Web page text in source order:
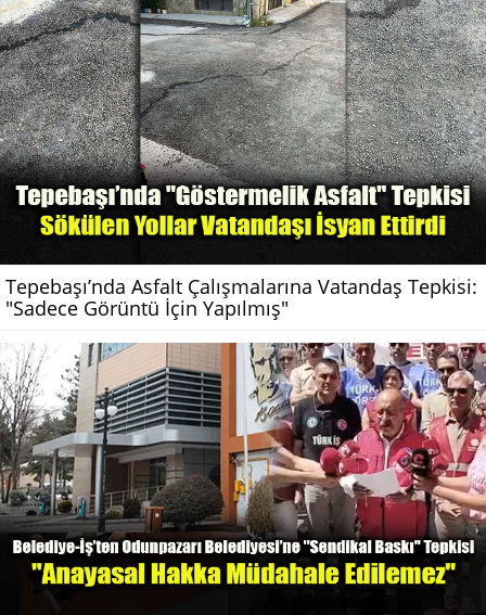
Tepebaşı’nda Asfalt Çalışmalarına Vatandaş Tepkisi:
"Sadece Görüntü İçin Yapılmış"